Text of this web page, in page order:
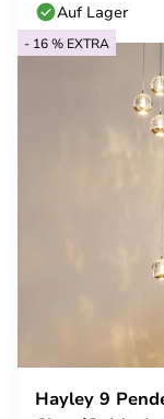
Auf Lager
- 16 % EXTRA
Hayley 9